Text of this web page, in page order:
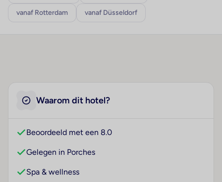
vanaf Rotterdam vanaf Düsseldorf
Waarom dit hotel?
Beoordeeld met een 8.0
Gelegen in Porches
Spa & wellness